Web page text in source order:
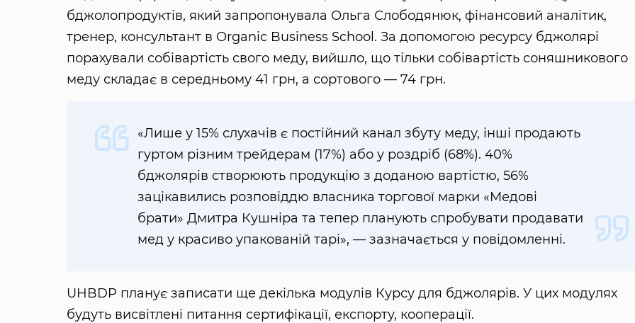
бджолопродуктів, який запропонувала Ольга Слободянюк, фінансовий аналітик,
тренер, консультант в Organic Business School. За допомогою ресурсу бджолярі
порахували собівартість свого меду, вийшло, що тільки собівартість соняшникового
меду складає в середньому 41 грн, а сортового — 74 грн.
«Лише у 15% слухачів є постійний канал збуту меду, інші продають
гуртом різним трейдерам (17%) або у роздріб (68%). 40%
бджолярів створюють продукцію з доданою вартістю, 56%
зацікавились розповіддю власника торгової марки «Медові
брати» Дмитра Кушніра та тепер планують спробувати продавати
мед у красиво упакованій тарі», — зазначається у повідомленні.
UHBDP планує записати ще декілька модулів Курсу для бджолярів. У цих модулях
будуть висвітлені питання сертифікації, експорту, кооперації.